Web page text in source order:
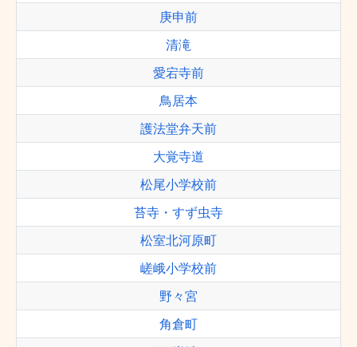
庚申前
清滝
愛宕寺前
鳥居本
護法堂弁天前
大覚寺道
松尾小学校前
苔寺・すず虫寺
松室北河原町
嵯峨小学校前
野々宮
角倉町